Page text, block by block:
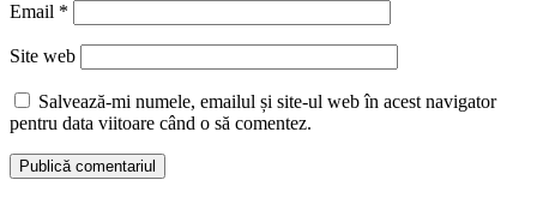
Email *
Site web
Salvează-mi numele, emailul și site-ul web în acest navigator
pentru data viitoare când o să comentez.